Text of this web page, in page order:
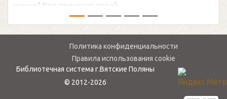
жизни? Кто принесет своей ...
Политика конфиденциальности
Правила использования cookie
Библиотечная система г.Вятские Поляны
© 2012-2026